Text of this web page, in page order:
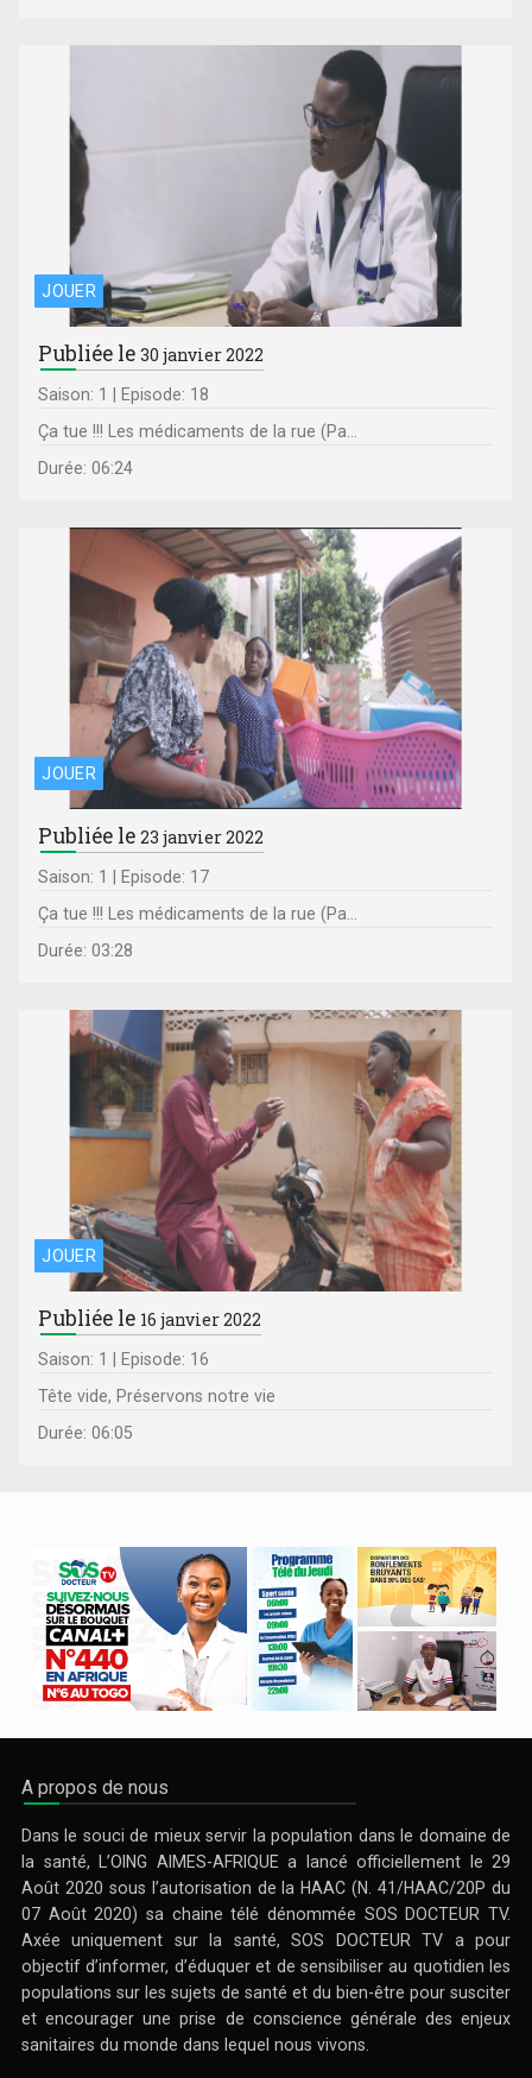
JOUER
Publiée le30 janvier 2022
Saison: 1 | Episode: 18
Ça tue !!! Les médicaments de la rue (Pa...
Durée: 06:24
JOUER
Publiée le23 janvier 2022
Saison: 1 | Episode: 17
Ça tue !!! Les médicaments de la rue (Pa...
Durée: 03:28
JOUER
Publiée le 16 janvier 2022
Saison: 1 | Episode: 16
Tête vide, Préservons notre vie
Durée: 06:05
A propos de nous
Dans le souci de mieux servir la population dans le domaine de
la santé, L’OING AIMES-AFRIQUE a lancé officiellement le 29
Août 2020 sous l’autorisation de la HAAC (N. 41/HAAC/20P du
07 Août 2020) sa chaine télé dénommée SOS DOCTEUR TV.
Axée uniquement sur la santé, SOS DOCTEUR TV a pour
objectif d’informer, d’éduquer et de sensibiliser au quotidien les
populations sur les sujets de santé et du bien-être pour susciter
et encourager une prise de conscience générale des enjeux
sanitaires du monde dans lequel nous vivons.